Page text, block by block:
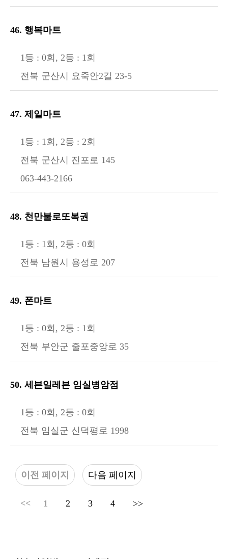
46. 행복마트
1등 : 0회, 2등 : 1회
전북 군산시 요죽안2길 23-5
47. 제일마트
1등 : 1회, 2등 : 2회
전북 군산시 진포로 145
063-443-2166
48. 천만불로또복권
1등 : 1회, 2등 : 0회
전북 남원시 용성로 207
49. 폰마트
1등 : 0회, 2등 : 1회
전북 부안군 줄포중앙로 35
50. 세븐일레븐 임실병암점
1등 : 0회, 2등 : 0회
전북 임실군 신덕평로 1998
이전 페이지 다음 페이지
<< 1 2 3 4 >>